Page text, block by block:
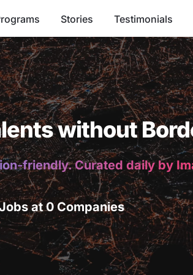
Stories Testimonials
without
friendly. Curated daily by
at 0 Companies